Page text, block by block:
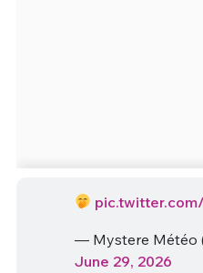
— Mystere Météo
June 29, 2026